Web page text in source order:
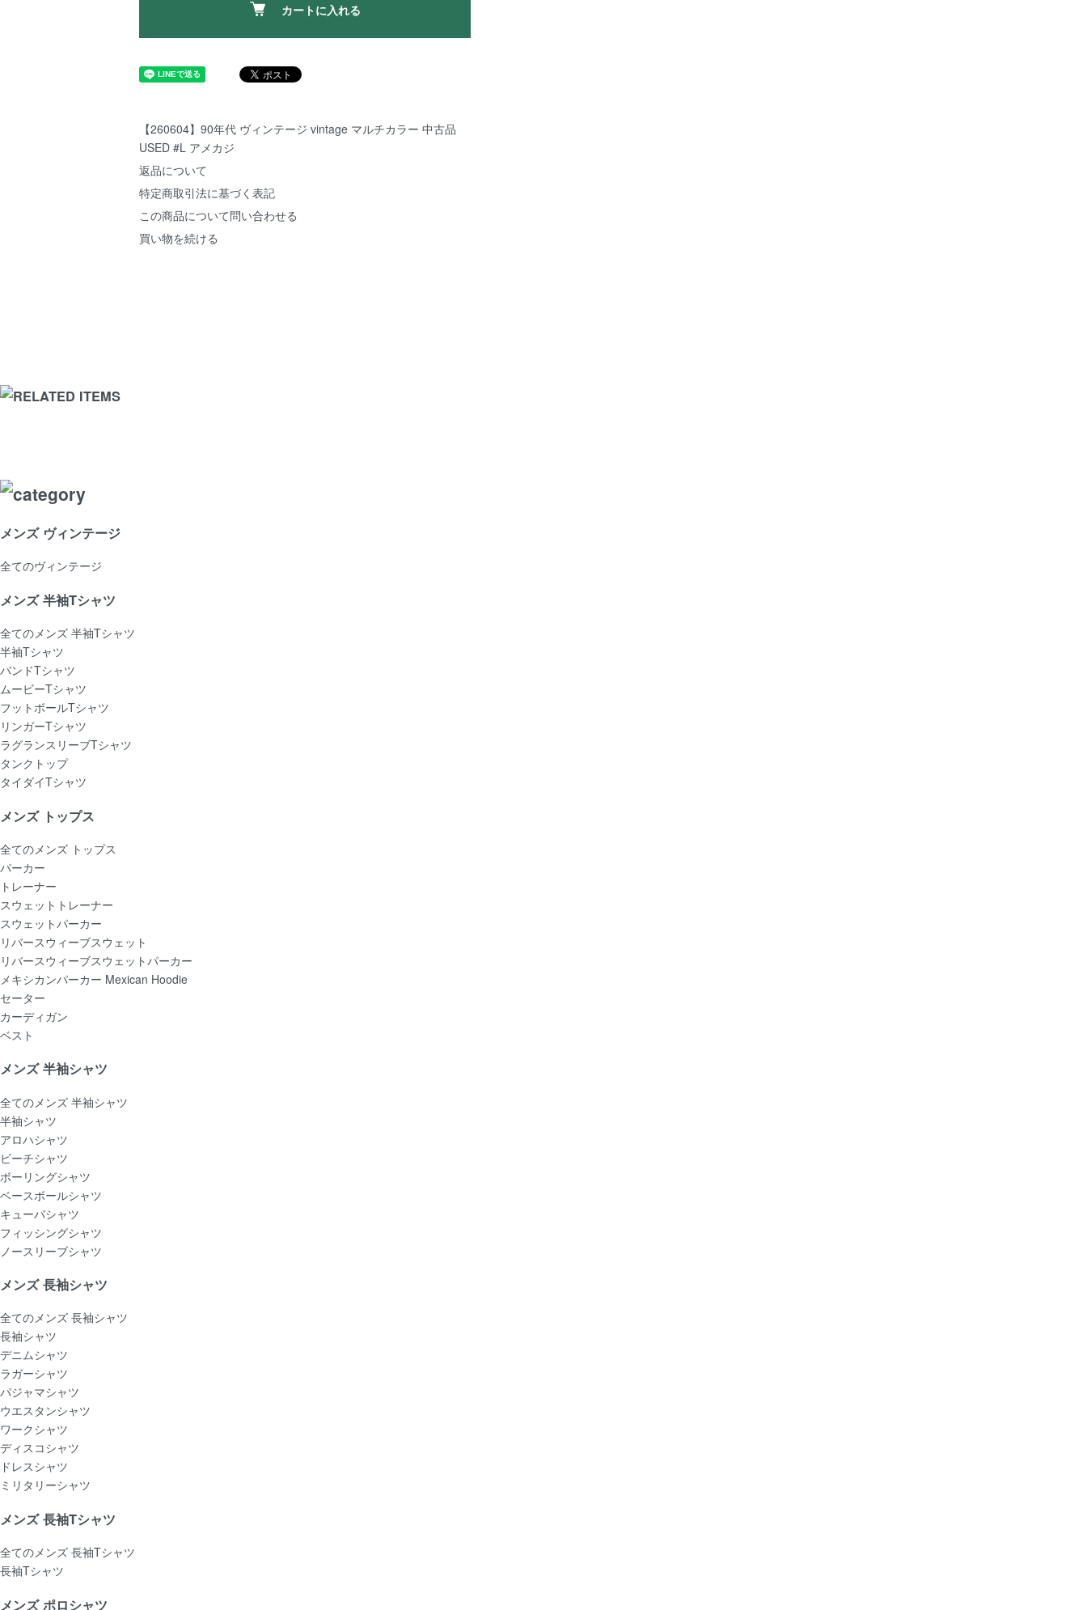
カートに入れる
【260604】90年代 ヴィンテージ vintage マルチカラー 中古品
USED #L アメカジ
返品について
特定商取引法に基づく表記
この商品について問い合わせる
買い物を続ける
メンズ ヴィンテージ
全てのヴィンテージ
メンズ 半袖Tシャツ
全てのメンズ 半袖Tシャツ
半袖Tシャツ
バンドTシャツ
ムービーTシャツ
フットボールTシャツ
リンガーTシャツ
ラグランスリーブTシャツ
タンクトップ
タイダイTシャツ
メンズ トップス
全てのメンズ トップス
パーカー
トレーナー
スウェットトレーナー
スウェットパーカー
リバースウィーブスウェット
リバースウィーブスウェットパーカー
メキシカンパーカー Mexican Hoodie
セーター
カーディガン
ベスト
メンズ 半袖シャツ
全てのメンズ 半袖シャツ
半袖シャツ
アロハシャツ
ビーチシャツ
ボーリングシャツ
ベースボールシャツ
キューバシャツ
フィッシングシャツ
ノースリーブシャツ
メンズ 長袖シャツ
全てのメンズ 長袖シャツ
長袖シャツ
デニムシャツ
ラガーシャツ
パジャマシャツ
ウエスタンシャツ
ワークシャツ
ディスコシャツ
ドレスシャツ
ミリタリーシャツ
メンズ 長袖Tシャツ
全てのメンズ 長袖Tシャツ
長袖Tシャツ
メンズ ポロシャツ